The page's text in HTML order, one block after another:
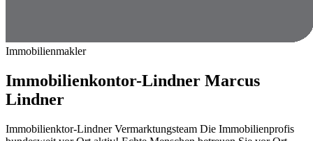
Immobilienmakler
Immobilienkontor-Lindner Marcus
Lindner
Immobilienktor-Lindner Vermarktungsteam Die Immobilienprofis